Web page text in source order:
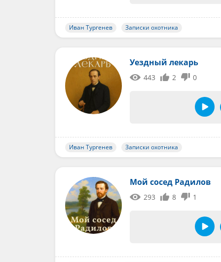
Иван Тургенев Записки охотника
Уездный лекарь
443 2 0
Иван Тургенев Записки охотника
Мой сосед Радилов
293 8 1